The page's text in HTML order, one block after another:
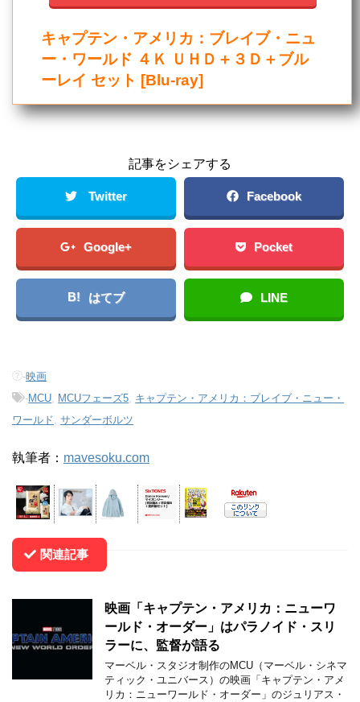
キャプテン・アメリカ：ブレイブ・ニュ
ー・ワールド ４Ｋ ＵＨＤ＋３Ｄ＋ブル
ーレイ セット [Blu-ray]
記事をシェアする
Twitter Facebook
Google+ Pocket
B! はてブ LINE
-映画
-MCU MCUフェーズ5 キャプテン・アメリカ：ブレイブ・ニュー・
ワールド サンダーボルツ
執筆者： mavesoku.com
関連記事
映画「キャプテン・アメリカ：ニューワ
ールド・オーダー」はパラノイド・スリ
ラーに、監督が語る
マーベル・スタジオ制作のMCU（マーベル・シネマ
ティック・ユニバース）の映画「キャプテン・アメ
リカ：ニューワールド・オーダー」のジュリアス・